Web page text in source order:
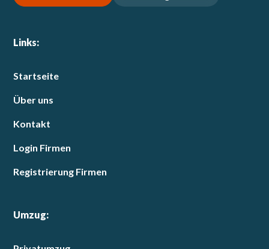
Links:
Startseite
Über uns
Kontakt
Login Firmen
Registrierung Firmen
Umzug: